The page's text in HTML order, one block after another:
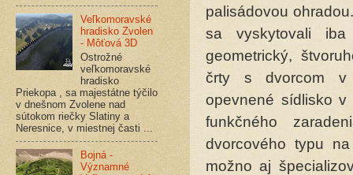
palisádovou
sa vyskytovali
geometrický,
črty s dvorcom v
opevnené sídlisko v
funkčného
dvorcového typu
možno aj
Veľkomoravské
hradisko Zvolen
- Môťová 3D
Ostrožné
veľkomoravské
hradisko
Priekopa , sa majestátne týčilo
v dnešnom Zvolene nad
sútokom riečky Slatiny a
Neresnice, v miestnej časti ...
Bojná -
Významné